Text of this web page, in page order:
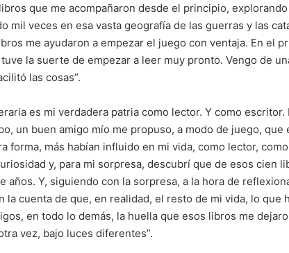
que me acompañaron desde el principio,
mil veces en esa vasta geografía de las guerras y las
me ayudaron a empezar el juego con ventaja. En el
la suerte de empezar a leer muy pronto. Vengo de
las cosas”.
es mi verdadera patria como lector. Y como
un buen amigo mío me propuso, a modo de juego,
forma, más habían influido en mi vida, como lector,
y, para mi sorpresa, descubrí que de esos cien
años. Y, siguiendo con la sorpresa, a la hora de
la cuenta de que, en realidad, el resto de mi vida, lo que
en todo lo demás, la huella que esos libros me
vez, bajo luces diferentes”.